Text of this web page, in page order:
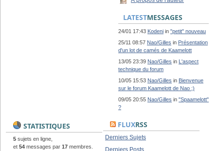
LATESTMESSAGES
24/01 17:43 Kodeni in "petit" nouveau
25/11 08:57 Nao/Gilles in Présentation
d'un lot de camés de Kaamelott
13/05 23:39 Nao/Gilles in L'aspect
technique du forum
10/05 15:53 Nao/Gilles in Bienvenue
sur le forum Kaamelott de Nao ;)
09/05 20:55 Nao/Gilles in "Spaamelott"
?
STATISTIQUES
5 sujets en ligne,
et 54 messages par 17 membres.
FLUXRSS
Derniers Sujets
Derniers Posts